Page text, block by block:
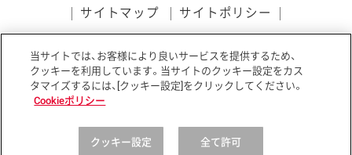
サイトマップ サイトポリシー
ソーシャルメディアポリシー アクセシビリティ
当サイトでは、お客様により良いサービスを提供するため、
クッキーを利用しています。当サイトのクッキー設定をカス
タマイズするには、[クッキー設定]をクリックしてください。
Cookieポリシー
クッキー設定 全て許可